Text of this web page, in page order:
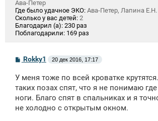
Ава-Петер
Где было удачное ЭКО: Ава-Петер, Лапина Е.Н.
Сколько у вас детей: 2
Благодарил (а): 230 раз
Поблагодарили: 169 раз
С
б
щ
н
и
Rokky1 20 дек 2016, 17:17
У меня тоже по всей кроватке
таких позах спят, что я не понимаю
ноги. Благо спят в спальниках и я
не холодно с открытым окном.